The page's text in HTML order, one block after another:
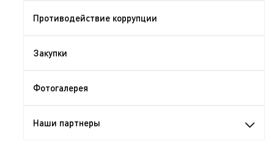
Противодействие коррупции
Закупки
Фотогалерея
Наши партнеры